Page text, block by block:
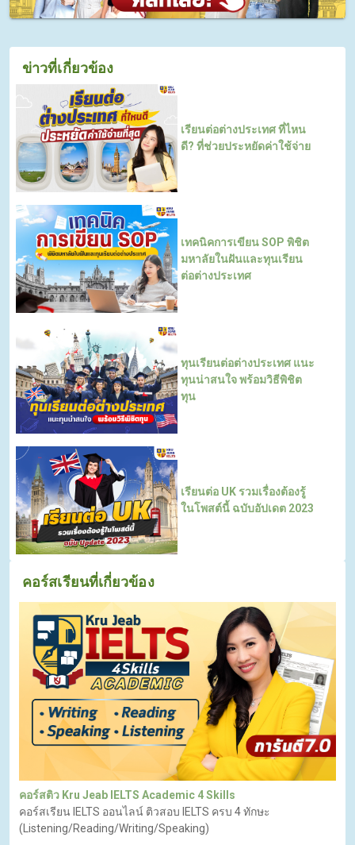
ข่าวที่เกี่ยวข้อง
เรียนต่อต่างประเทศ ที่ไหน
ดี? ที่ช่วยประหยัดค่าใช้จ่าย
เทคนิคการเขียน SOP พิชิต
มหาลัยในฝันและทุนเรียน
ต่อต่างประเทศ
ทุนเรียนต่อต่างประเทศ แนะ
ทุนน่าสนใจ พร้อมวิธีพิชิต
ทุน
เรียนต่อ UK รวมเรื่องต้องรู้
ในโพสต์นี้ ฉบับอัปเดต 2023
คอร์สเรียนที่เกี่ยวข้อง
คอร์สติว Kru Jeab IELTS Academic 4 Skills
คอร์สเรียน IELTS ออนไลน์ ติวสอบ IELTS ครบ 4 ทักษะ
(Listening/Reading/Writing/Speaking)